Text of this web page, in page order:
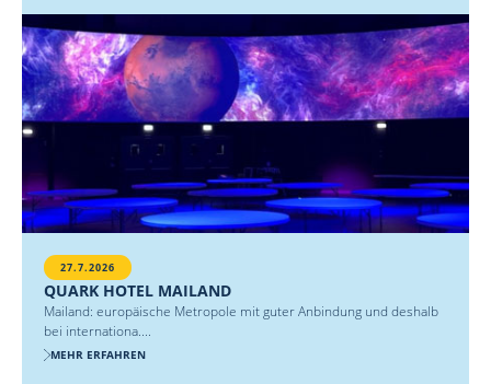
27.7.2026
QUARK HOTEL MAILAND
Mailand: europäische Metropole mit guter Anbindung und deshalb
bei internationa....
MEHR ERFAHREN